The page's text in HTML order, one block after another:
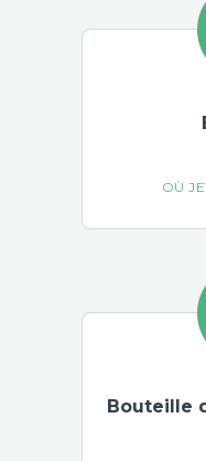
Bouteille